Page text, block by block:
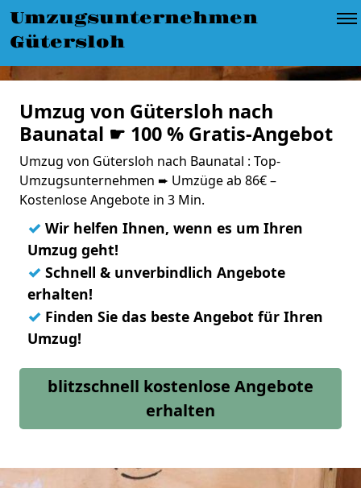
Umzugsunternehmen
Gütersloh
Umzug von Gütersloh nach
Baunatal ☛ 100 % Gratis-Angebot
Umzug von Gütersloh nach Baunatal : Top-
Umzugsunternehmen ➨ Umzüge ab 86€ –
Kostenlose Angebote in 3 Min.
✓ Wir helfen Ihnen, wenn es um Ihren
Umzug geht!
✓ Schnell & unverbindlich Angebote
erhalten!
✓ Finden Sie das beste Angebot für Ihren
Umzug!
blitzschnell kostenlose Angebote
erhalten